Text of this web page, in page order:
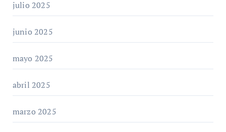
julio 2025
junio 2025
mayo 2025
abril 2025
marzo 2025